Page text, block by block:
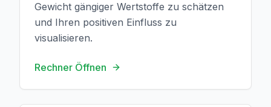
Gewicht gängiger Wertstoffe zu schätzen
und Ihren positiven Einfluss zu
visualisieren.
Rechner Öffnen